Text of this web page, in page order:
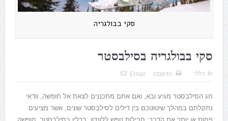
סקי בבולגריה
סקי בבולגריה בסילבסטר
In: כללי הדפסה Email
חג הסילבסטר מגיע ובא, ואם אתם מתכננים לצאת אל חופשה, וודאי
נתקלתם במהלך שיטוטכם בין דילים לסילבסטר שונים, אשר מציעים